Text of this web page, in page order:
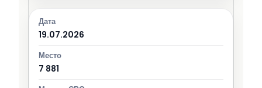
19.07.2026
7 881